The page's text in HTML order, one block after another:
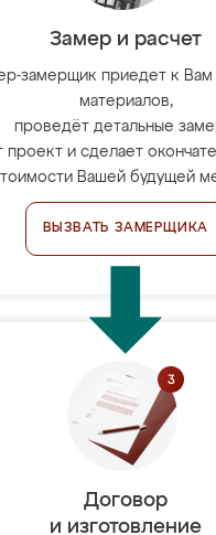
Замер и расчет
замерщик приедет к Вам
материалов,
проведёт детальные
проект и сделает
Вашей будущей
ВЫЗВАТЬ ЗАМЕРЩИКА
Договор
и изготовление